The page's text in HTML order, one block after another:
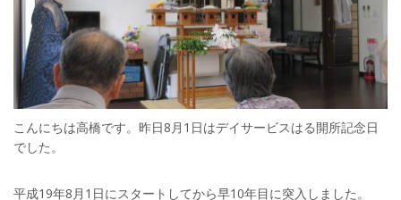
こんにちは高橋です。昨日8月1日はデイサービスはる開所記念日
でした。
平成19年8月1日にスタートしてから早10年目に突入しました。